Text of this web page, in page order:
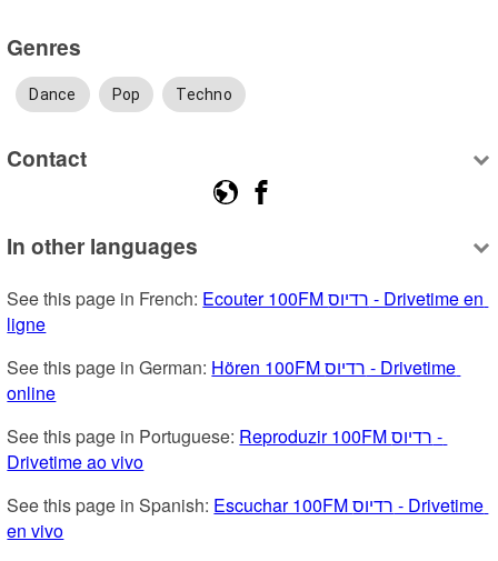
Genres
Dance Pop Techno
Contact
In other languages
See this page in French: Ecouter 100FM רדיוס - Drivetime en
ligne
See this page in German: Hören 100FM רדיוס - Drivetime
online
See this page in Portuguese: Reproduzir 100FM רדיוס -
Drivetime ao vivo
See this page in Spanish: Escuchar 100FM רדיוס - Drivetime
en vivo